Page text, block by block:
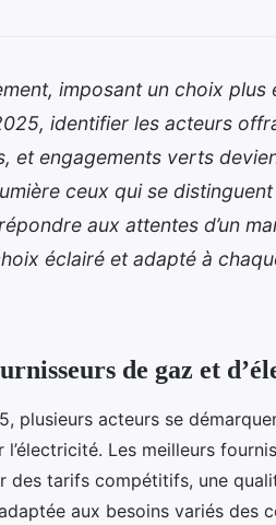
imposant un choix plus
identifier les acteurs
et engagements verts
ceux qui se
aux attentes d’un
éclairé et adapté à
de gaz et
plusieurs acteurs se
Les meilleurs
tarifs compétitifs, une
aux besoins variés des